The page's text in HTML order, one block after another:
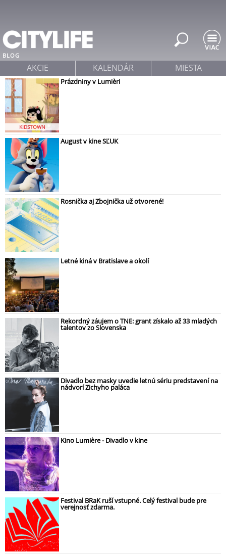
BLOG
KIDSTOWN
Prázdniny v Lumièri
August v kine SĽUK
Rosnička aj Zbojnička už otvorené!
Letné kiná v Bratislave a okolí
Rekordný záujem o TNE: grant získalo až 33 mladých
talentov zo Slovenska
Divadlo bez masky uvedie letnú sériu predstavení na
nádvorí Zichyho paláca
Kino Lumière - Divadlo v kine
Festival BRaK ruší vstupné. Celý festival bude pre
verejnosť zdarma.
AKCIE KALENDÁR MIESTA